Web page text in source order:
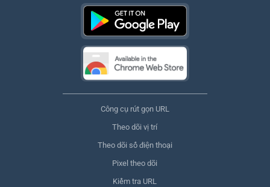
Công cụ rút gọn URL
Theo dõi vị trí
Theo dõi số điện thoại
Pixel theo dõi
Kiểm tra URL